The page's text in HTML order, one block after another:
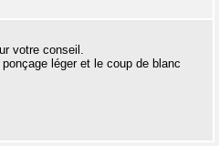
votre conseil.
léger et le coup de blanc